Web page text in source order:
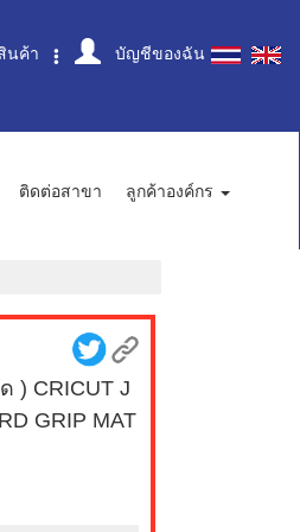
นค้า บัญชีของฉัน
ติดต่อสาขา
ลูกค้าองค์กร
) CRICUT J
GRIP MAT